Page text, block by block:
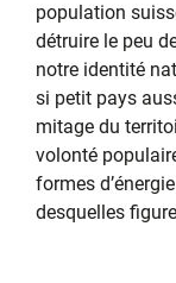
population
détruire le peu
notre identité
si petit pays
mitage du
volonté
formes
desquelles